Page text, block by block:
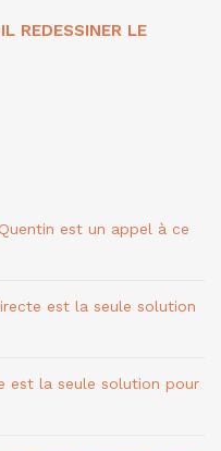
REDESSINER LE
est un appel à ce
est la seule solution
est la seule solution pour